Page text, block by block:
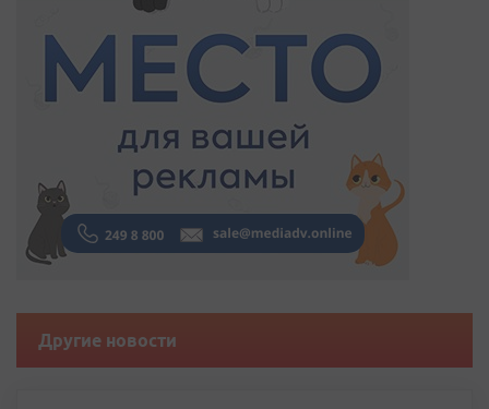
Другие новости